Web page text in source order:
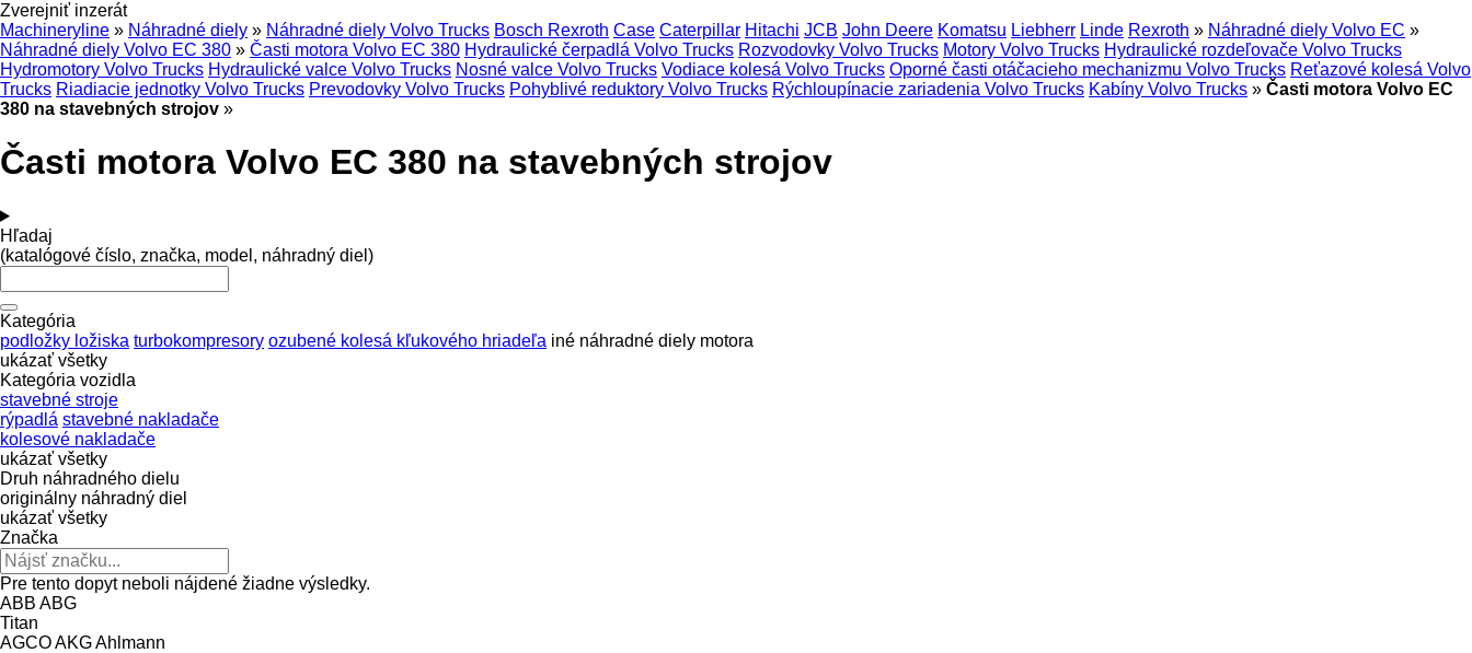
Zverejniť inzerát
Machineryline » Náhradné diely » Náhradné diely Volvo Trucks Bosch Rexroth Case Caterpillar Hitachi JCB John Deere Komatsu Liebherr Linde Rexroth » Náhradné diely Volvo EC »
Náhradné diely Volvo EC 380 » Časti motora Volvo EC 380 Hydraulické čerpadlá Volvo Trucks Rozvodovky Volvo Trucks Motory Volvo Trucks Hydraulické rozdeľovače Volvo Trucks
Hydromotory Volvo Trucks Hydraulické valce Volvo Trucks Nosné valce Volvo Trucks Vodiace kolesá Volvo Trucks Oporné časti otáčacieho mechanizmu Volvo Trucks Reťazové kolesá Volvo
Trucks Riadiacie jednotky Volvo Trucks Prevodovky Volvo Trucks Pohyblivé reduktory Volvo Trucks Rýchloupínacie zariadenia Volvo Trucks Kabíny Volvo Trucks » Časti motora Volvo EC
380 na stavebných strojov »
Časti motora Volvo EC 380 na stavebných strojov
Hľadaj
(katalógové číslo, značka, model, náhradný diel)
Kategória
podložky ložiska turbokompresory ozubené kolesá kľukového hriadeľa iné náhradné diely motora
ukázať všetky
Kategória vozidla
stavebné stroje
rýpadlá stavebné nakladače
kolesové nakladače
ukázať všetky
Druh náhradného dielu
originálny náhradný diel
ukázať všetky
Značka
Pre tento dopyt neboli nájdené žiadne výsledky.
ABB ABG
Titan
AGCOAKGAhlmann